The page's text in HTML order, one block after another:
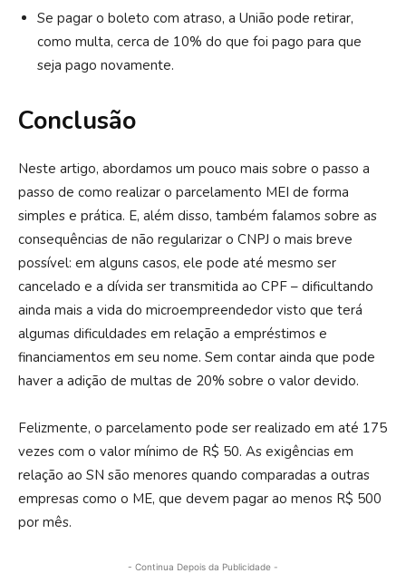
Se pagar o boleto com atraso, a União pode retirar,
como multa, cerca de 10% do que foi pago para que
seja pago novamente.
Conclusão
Neste artigo, abordamos um pouco mais sobre o passo a
passo de como realizar o parcelamento MEI de forma
simples e prática. E, além disso, também falamos sobre as
consequências de não regularizar o CNPJ o mais breve
possível: em alguns casos, ele pode até mesmo ser
cancelado e a dívida ser transmitida ao CPF – dificultando
ainda mais a vida do microempreendedor visto que terá
algumas dificuldades em relação a empréstimos e
financiamentos em seu nome. Sem contar ainda que pode
haver a adição de multas de 20% sobre o valor devido.
Felizmente, o parcelamento pode ser realizado em até 175
vezes com o valor mínimo de R$ 50. As exigências em
relação ao SN são menores quando comparadas a outras
empresas como o ME, que devem pagar ao menos R$ 500
por mês.
- Continua Depois da Publicidade -